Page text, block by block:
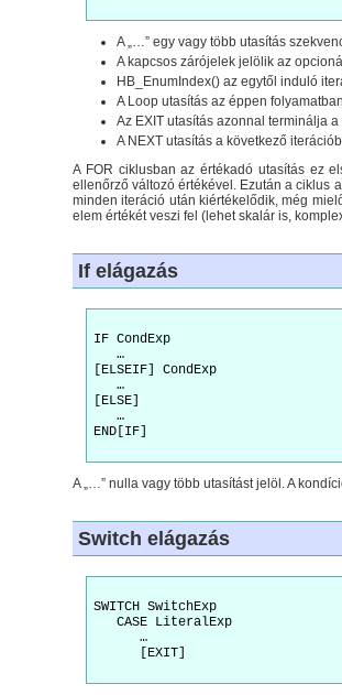
A „…” egy vagy több utasítás
A kapcsos zárójelek jelölik az
HB_EnumIndex() az egytől induló
A Loop utasítás az éppen
Az EXIT utasítás azonnal terminálja
A NEXT utasítás a következő
A FOR ciklusban az értékadó utasítás ez
ellenőrző változó értékével. Ezután a ciklus
minden iteráció után kiértékelődik, még
elem értékét veszi fel (lehet skalár is,
If elágazás
IF CondExp
   …
[ELSEIF] CondExp
   …
[ELSE]
   …
END[IF]
A „…” nulla vagy több utasítást jelöl. A
Switch elágazás
SWITCH SwitchExp
   CASE LiteralExp
      …
      [EXIT]